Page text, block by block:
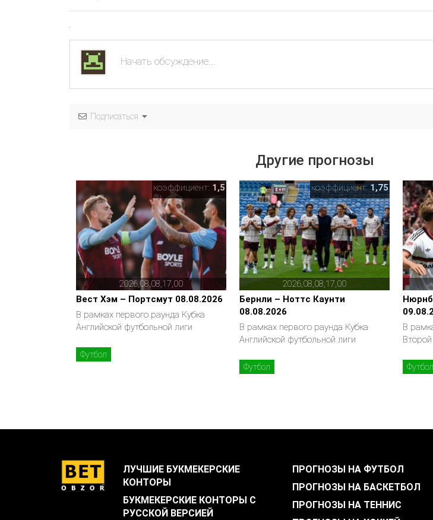
Подписаться
Другие прогнозы
2026,08,08,17,00
коэффициент: 1,5
Вест Хэм – Портсмут 08.08.2026
В рамках первого раунда Кубка
Английской футбольной лиги
Футбол
2026,08,08,17,00
коэффициент:1,75
Бернли – Ноттс Каунти
08.08.2026
В рамках первого раунда Кубка
Английской футбольной лиги
Футбол
В
Второй
Футбол
ЛУЧШИЕ БУКМЕКЕРСКИЕ
КОНТОРЫ
БУКМЕКЕРСКИЕ КОНТОРЫ С
РУССКОЙ ВЕРСИЕЙ
ПРОГНОЗЫ НА ФУТБОЛ
ПРОГНОЗЫ НА БАСКЕТБОЛ
ПРОГНОЗЫ НА ТЕННИС